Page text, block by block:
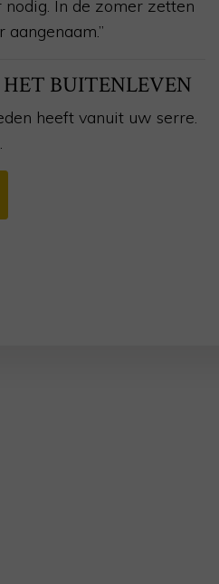
In de zomer zetten
HET BUITENLEVEN
heeft vanuit uw serre.